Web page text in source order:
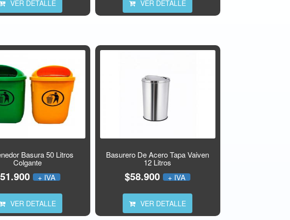
VER DETALLE VER DETALLE
Basura 50 Litros
Colgante
+ IVA
VER DETALLE
Basurero De Acero Tapa Vaiven
12 Litros
$58.900 + IVA
VER DETALLE